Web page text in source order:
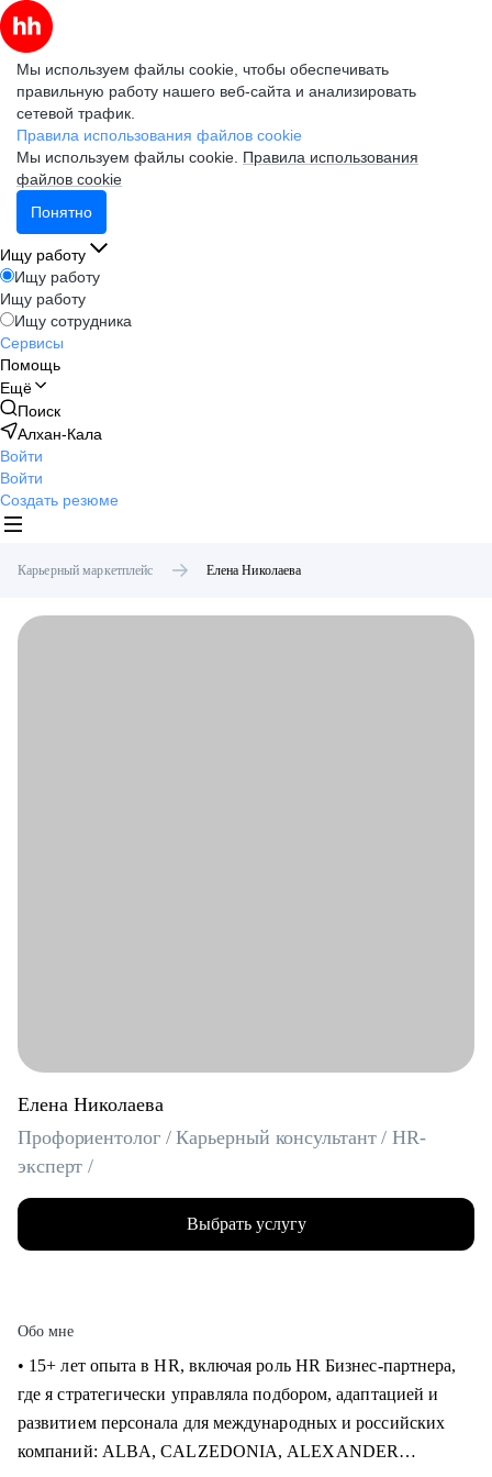
Мы используем файлы cookie, чтобы обеспечивать
правильную работу нашего веб-сайта и анализировать
сетевой трафик.
Правила использования файлов cookie
Мы используем файлы cookie. Правила использования
файлов cookie
Понятно
Ищу работу
Ищу работу
Ищу работу
Ищу сотрудника
Сервисы
Помощь
Ещё
Поиск
Алхан-Кала
Войти
Войти
Создать резюме
Карьерный маркетплейс Елена Николаева
Елена Николаева
Профориентолог / Карьерный консультант / HR-
эксперт /
Выбрать услугу
Обо мне
• 15+ лет опыта в HR, включая роль HR Бизнес-партнера,
где я стратегически управляла подбором, адаптацией и
развитием персонала для международных и российских
компаний: ALBA, CALZEDONIA, ALEXANDER